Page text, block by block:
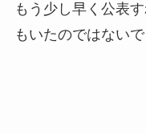
もう少し早く公表
もいたのではないで